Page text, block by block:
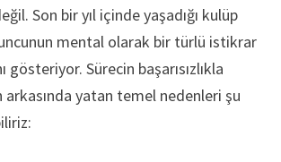
Son bir yıl içinde yaşadığı kulüp
mental olarak bir türlü istikrar
gösteriyor. Sürecin başarısızlıkla
arkasında yatan temel nedenleri şu